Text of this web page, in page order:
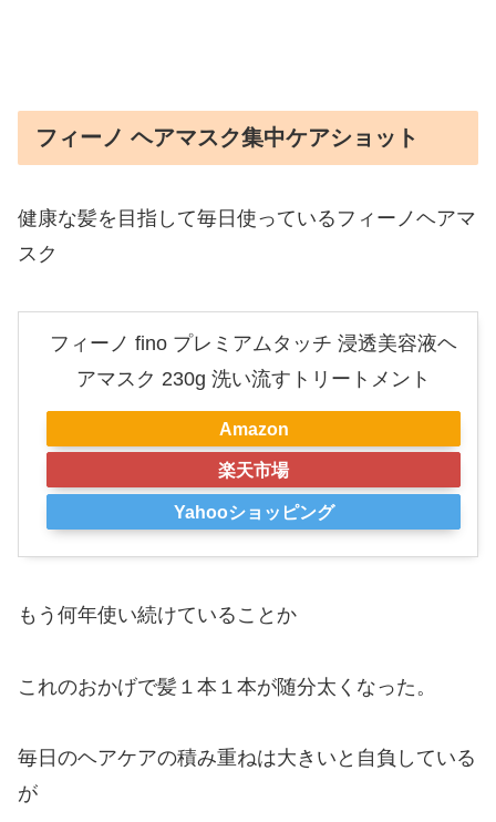
フィーノ ヘアマスク集中ケアショット
健康な髪を目指して毎日使っているフィーノヘアマ
スク
フィーノ fino プレミアムタッチ 浸透美容液ヘ
アマスク 230g 洗い流すトリートメント
Amazon
楽天市場
Yahooショッピング
もう何年使い続けていることか
これのおかげで髪１本１本が随分太くなった。
毎日のヘアケアの積み重ねは大きいと自負している
が